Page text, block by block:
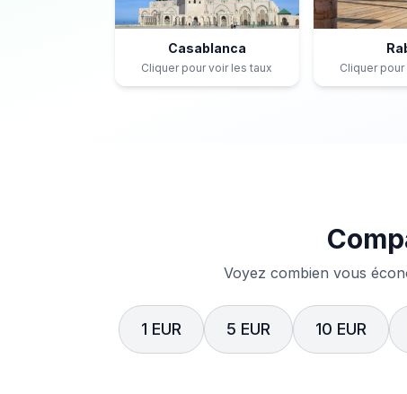
Casablanca
Cliquer pour voir les taux Cliquer
Voyez combien vous
1 EUR 5 EUR 10 EUR